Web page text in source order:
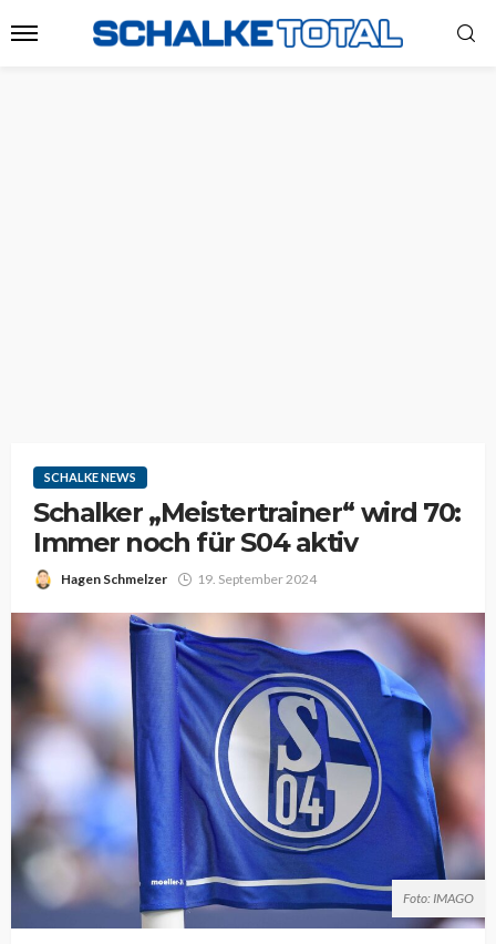
SCHALKE NEWS
Schalker „Meistertrainer“ wird 70:
Immer noch für S04 aktiv
Hagen Schmelzer 19. September 2024
Foto: IMAGO